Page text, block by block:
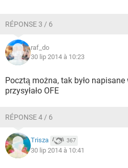
RÉPONSE 3 / 6
raf_do
30 lip 2014 à 10:23
Pocztą można, tak było
przysyłało OFE
RÉPONSE 4 / 6
Trisza 367
30 lip 2014 à 10:41